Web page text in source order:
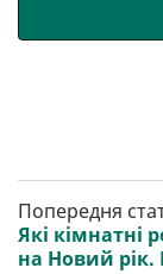
Попередня
Які кімнатні
на Новий рік.